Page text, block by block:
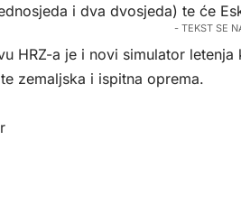
i dva dvosjeda) te će
- TEKST SE
HRZ-a je i novi simulator
zemaljska i ispitna oprema.